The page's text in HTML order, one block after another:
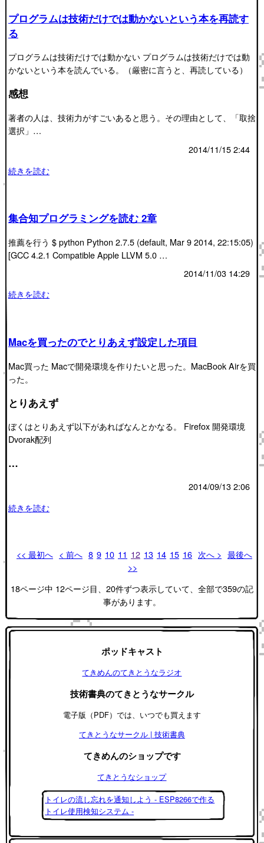
プログラムは技術だけでは動かないという本を再読す
る
プログラムは技術だけでは動かない プログラムは技術だけでは動
かないという本を読んでいる。（厳密に言うと、再読している）
感想
著者の人は、技術力がすごいあると思う。その理由として、「取捨
選択」…
2014/11/15 2:44
続きを読む
集合知プログラミングを読む 2章
推薦を行う $ python Python 2.7.5 (default, Mar 9 2014, 22:15:05)
[GCC 4.2.1 Compatible Apple LLVM 5.0 …
2014/11/03 14:29
続きを読む
Macを買ったのでとりあえず設定した項目
Mac買った Macで開発環境を作りたいと思った。MacBook Airを買
った。
とりあえず
ぼくはとりあえず以下があればなんとかなる。 Firefox 開発環境
Dvorak配列
…
2014/09/13 2:06
続きを読む
<< 最初へ < 前へ 8 9 10 11 12 13 14 15 16 次へ > 最後へ
>>
18ページ中 12ページ目、20件ずつ表示していて、全部で359の記
事があります。
ポッドキャスト
てきめんのてきとうなラジオ
技術書典のてきとうなサークル
電子版（PDF）では、いつでも買えます
てきとうなサークル | 技術書典
てきめんのショップです
てきとうなショップ
トイレの流し忘れを通知しよう - ESP8266で作る
トイレ使用検知システム -